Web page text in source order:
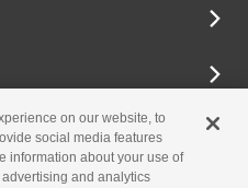
on our website, to
social media features
information about your use of
and analytics